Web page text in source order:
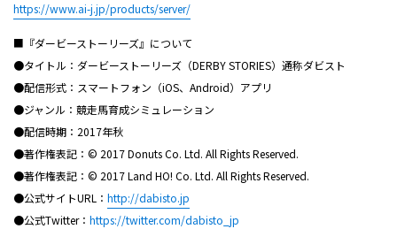
https://www.ai-j.jp/products/server/
■『ダービーストーリーズ』について
●タイトル：ダービーストーリーズ（DERBY STORIES）通称ダビスト
●配信形式：スマートフォン（iOS、Android）アプリ
●ジャンル：競走馬育成シミュレーション
●配信時期：2017年秋
●著作権表記：© 2017 Donuts Co. Ltd. All Rights Reserved.
●著作権表記：© 2017 Land HO! Co. Ltd. All Rights Reserved.
●公式サイトURL： http://dabisto.jp
●公式Twitter： https://twitter.com/dabisto_jp